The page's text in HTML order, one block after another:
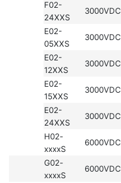
F02-
24XXS
3000VDC
E02-
05XXS
3000VDC
E02-
12XXS
3000VDC
E02-
15XXS
3000VDC
E02-
24XXS
3000VDC
H02-
xxxxS
6000VDC
G02-
xxxxS
6000VDC